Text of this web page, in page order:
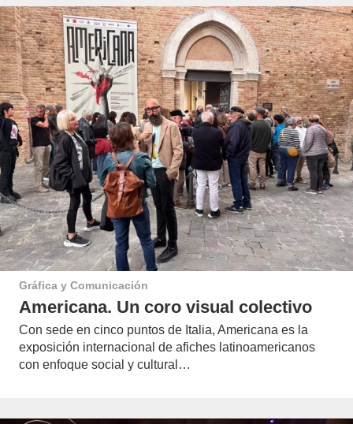
Gráfica y Comunicación
Americana. Un coro visual colectivo
Con sede en cinco puntos de Italia, Americana es la
exposición internacional de afiches latinoamericanos
con enfoque social y cultural…